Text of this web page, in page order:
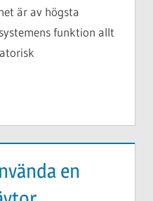
är av högsta
funktion allt
en